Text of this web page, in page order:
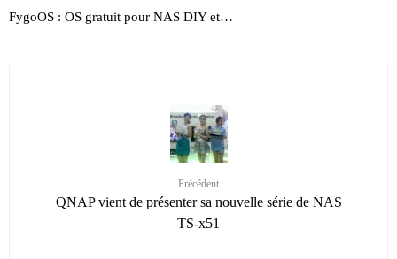
FygoOS : OS gratuit pour NAS DIY et…
Précédent
QNAP vient de présenter sa nouvelle série de NAS
TS-x51